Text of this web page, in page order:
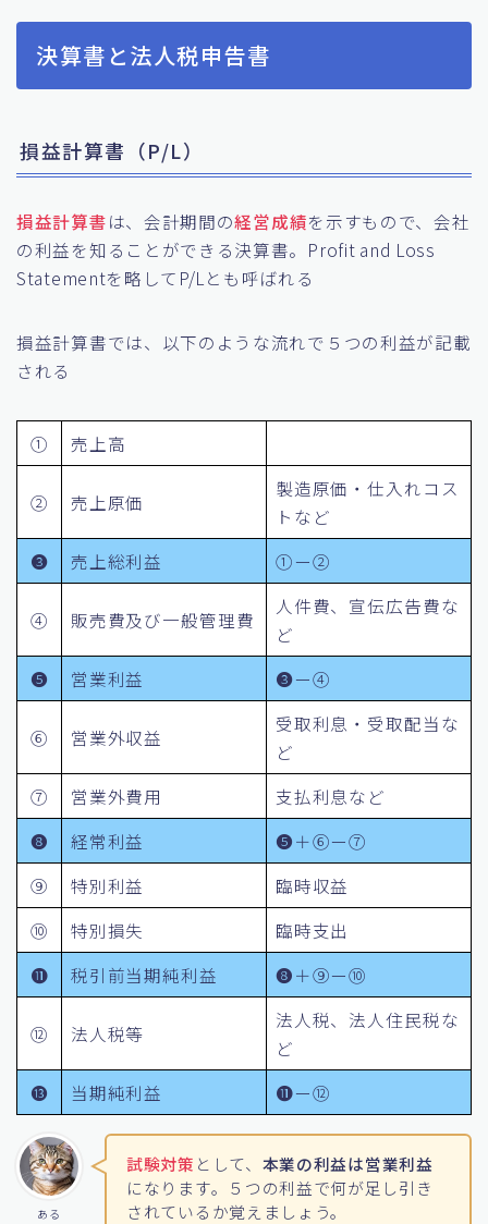
決算書と法人税申告書
損益計算書（P/L）
損益計算書は、会計期間の経営成績を示すもので、会社
の利益を知ることができる決算書。Profit and Loss
Statementを略してP/Lとも呼ばれる
損益計算書では、以下のような流れで５つの利益が記載
される
① 売上高
② 売上原価
製造原価・仕入れコス
トなど
❸
売上総利益 ①ー②
④ 販売費及び一般管理費
人件費、宣伝広告費な
ど
❺
営業利益 ❸ー④
⑥ 営業外収益
受取利息・受取配当な
ど
⑦
営業外費用
支払利息など
❽
経常利益
❺＋⑥ー⑦
⑨
特別利益
臨時収益
⑩
特別損失
臨時支出
⓫
税引前当期純利益 ❽＋⑨ー⑩
⑫ 法人税等
法人税、法人住民税な
ど
⓭
当期純利益 ⓫ー⑫
ある
試験対策 として、 本業の利益は営業利益
になります。５つの利益で何が足し引き
されているか覚えましょう。